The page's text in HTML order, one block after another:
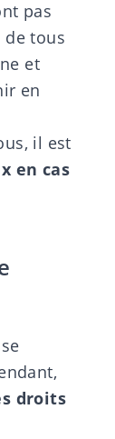
pas
tous
et
en
il est
en cas
droits